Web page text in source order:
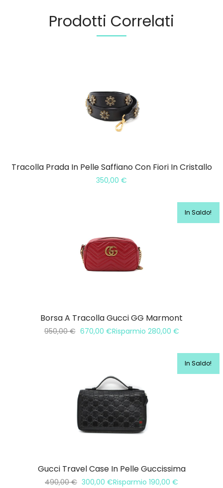
Prodotti Correlati
Tracolla Prada In Pelle Saffiano Con Fiori In Cristallo
350,00 €
In Saldo!
Borsa A Tracolla Gucci GG Marmont
950,00€ 670,00 €Risparmio 280,00 €
In Saldo!
Gucci Travel Case In Pelle Guccissima
490,00€ 300,00 €Risparmio 190,00 €